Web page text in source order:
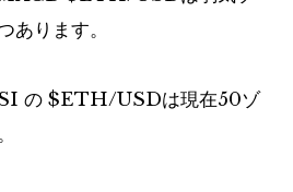
あります。
の $ETH/USDは現在50ゾ